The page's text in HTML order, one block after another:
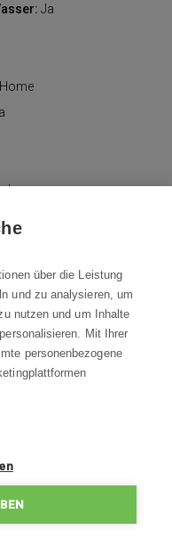
Ja
× 519 mm
über die Leistung
und zu analysieren, um
nutzen und um Inhalte
Mit Ihrer
personenbezogene